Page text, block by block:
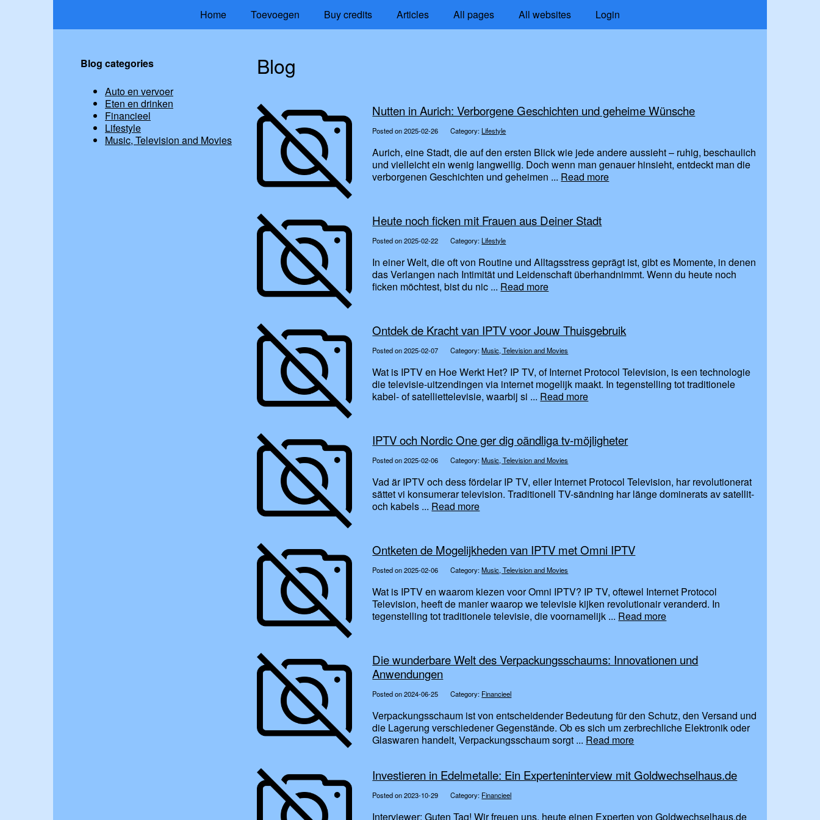
Home Toevoegen Buy credits Articles All pages All websites Login
Blog
Nutten in Aurich: Verborgene Geschichten und geheime Wünsche
Posted on 2025-02-26 Category:Lifestyle
Aurich, eine Stadt, die auf den ersten Blick wie jede andere aussieht – ruhig, beschaulich
und vielleicht ein wenig langweilig. Doch wenn man genauer hinsieht, entdeckt man die
verborgenen Geschichten und geheimen ... Read more
Heute noch ficken mit Frauen aus Deiner Stadt
Posted on 2025-02-22 Category:Lifestyle
In einer Welt, die oft von Routine und Alltagsstress geprägt ist, gibt es Momente, in denen
das Verlangen nach Intimität und Leidenschaft überhandnimmt. Wenn du heute noch
ficken möchtest, bist du nic ... Read more
Ontdek de Kracht van IPTV voor Jouw Thuisgebruik
Posted on 2025-02-07 Category:Music, Television and Movies
Wat is IPTV en Hoe Werkt Het? IP TV, of Internet Protocol Television, is een technologie
die televisie-uitzendingen via internet mogelijk maakt. In tegenstelling tot traditionele
kabel- of satelliettelevisie, waarbij si ... Read more
IPTV och Nordic One ger dig oändliga tv-möjligheter
Posted on 2025-02-06 Category:Music, Television and Movies
Vad är IPTV och dess fördelar IP TV, eller Internet Protocol Television, har revolutionerat
sättet vi konsumerar television. Traditionell TV-sändning har länge dominerats av satellit-
och kabels ... Read more
Ontketen de Mogelijkheden van IPTV met Omni IPTV
Posted on 2025-02-06 Category:Music, Television and Movies
Wat is IPTV en waarom kiezen voor Omni IPTV? IP TV, oftewel Internet Protocol
Television, heeft de manier waarop we televisie kijken revolutionair veranderd. In
tegenstelling tot traditionele televisie, die voornamelijk ... Read more
Die wunderbare Welt des Verpackungsschaums: Innovationen und
Anwendungen
Posted on 2024-06-25 Category: Financieel
Verpackungsschaum ist von entscheidender Bedeutung für den Schutz, den Versand und
die Lagerung verschiedener Gegenstände. Ob es sich um zerbrechliche Elektronik oder
Glaswaren handelt, Verpackungsschaum sorgt ... Read more
Investieren in Edelmetalle: Ein Experteninterview mit Goldwechselhaus.de
Posted on 2023-10-29 Category: Financieel
Interviewer: Guten Tag! Wir freuen uns, heute einen Experten von Goldwechselhaus.de
Blog categories
Auto en vervoer
Eten en drinken
Financieel
Lifestyle
Music, Television and Movies